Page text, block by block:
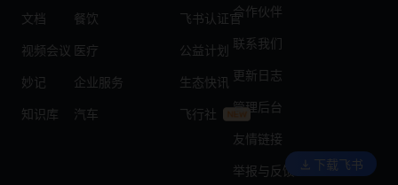
文档
视频会议
妙记
知识库
餐饮
医疗
企业服务
汽车
飞书认证官
公益计划
生态快讯
飞行社
合作伙伴
联系我们
更新日志
管理后台
友情链接
举报与反馈 下载飞书